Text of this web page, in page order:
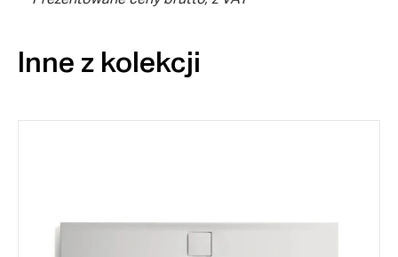
Inne z kolekcji